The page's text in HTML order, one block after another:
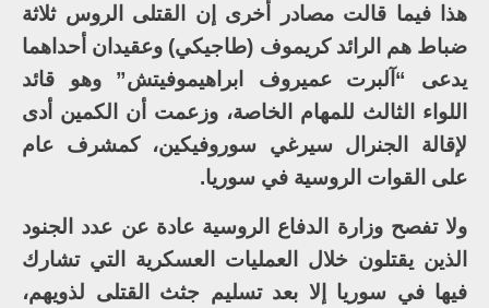
هذا فيما قالت مصادر أخرى إن القتلى الروس ثلاثة
ضباط هم الرائد كريموف (طاجيكي) وعقيدان أحداهما
يدعى “آلبرت عميروف ابراهيموفيتش” وهو قائد
اللواء الثالث للمهام الخاصة، وزعمت أن الكمين أدى
لإقالة الجنرال سيرغي سوروفيكين، كمشرف عام
على القوات الروسية في سوريا.
ولا تفصح وزارة الدفاع الروسية عادة عن عدد الجنود
الذين يقتلون خلال العمليات العسكرية التي تشارك
فيها في سوريا إلا بعد تسليم جثث القتلى لذويهم،